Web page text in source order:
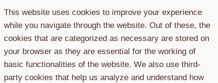
This website uses cookies to improve your experience
while you navigate through the website. Out of these, the
cookies that are categorized as necessary are stored on
your browser as they are essential for the working of
basic functionalities of the website. We also use third-
party cookies that help us analyze and understand how